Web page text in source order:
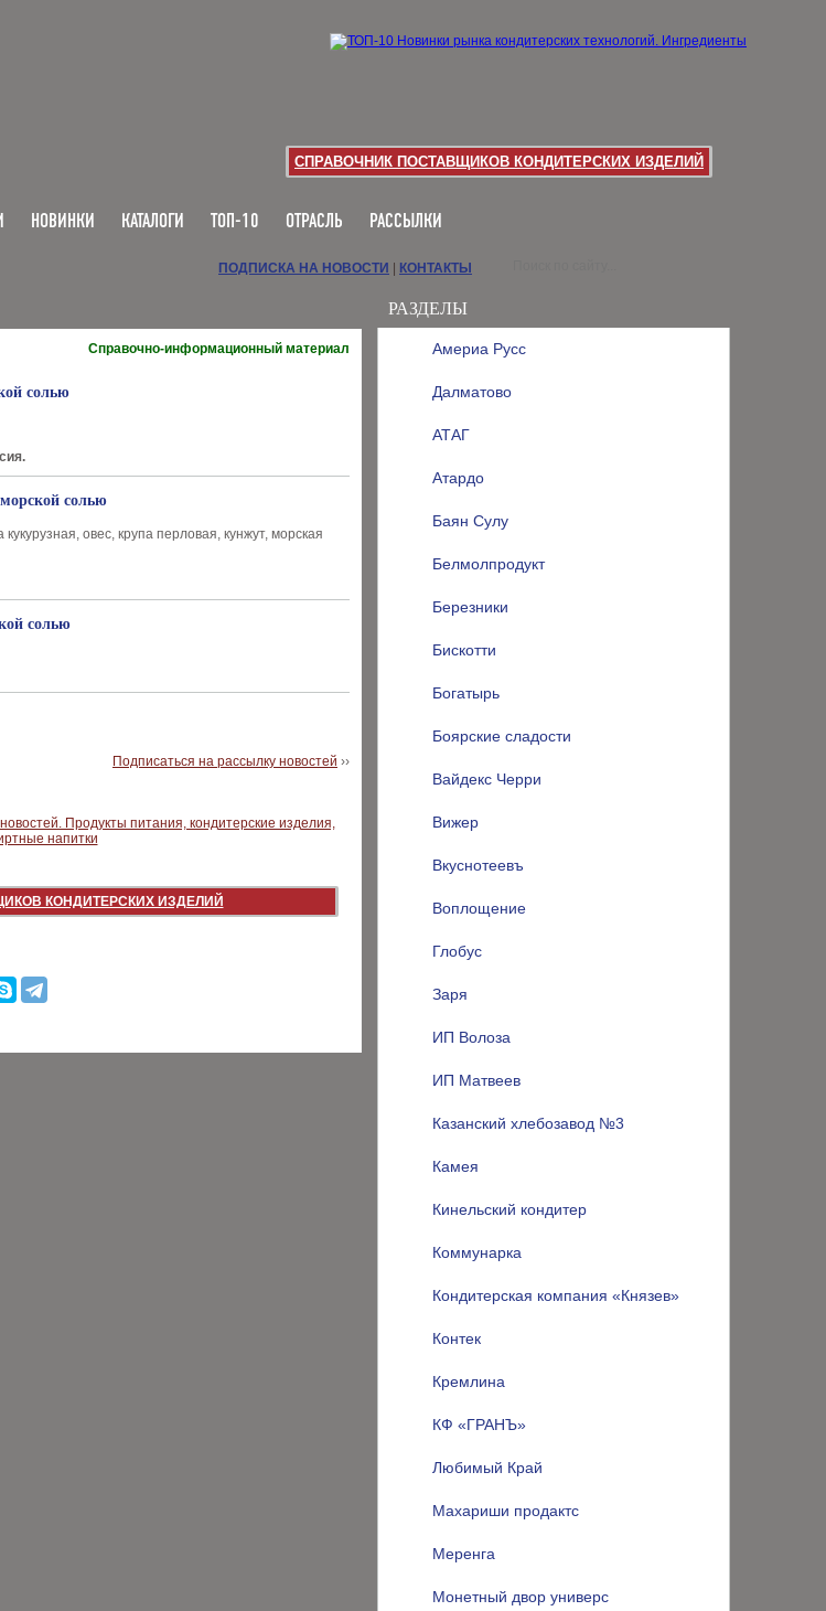
СПРАВОЧНИК ПОСТАВЩИКОВ КОНДИТЕРСКИХ ИЗДЕЛИЙ
НОВИНКИ КАТАЛОГИ ТОП-10 ОТРАСЛЬ РАССЫЛКИ
РАЗДЕЛЫ
Америа Русс
Далматово
АТАГ
Атардо
Баян Сулу
Белмолпродукт
Березники
Бискотти
Богатырь
Боярские сладости
Вайдекс Черри
Вижер
Вкуснотеевъ
Воплощение
Глобус
Заря
ИП Волоза
ИП Матвеев
Казанский хлебозавод №3
Камея
Кинельский кондитер
Коммунарка
Кондитерская компания «Князев»
Контек
Кремлина
КФ «ГРАНЪ»
Любимый Край
Махариши продактс
Меренга
Монетный двор универс
ПОДПИСКА НА НОВОСТИ КОНТАКТЫ
Справочно-информационный материал
солью
солью
овес, крупа перловая, кунжут, морская
солью
Подписаться на рассылку новостей ››
КОНДИТЕРСКИХ ИЗДЕЛИЙ